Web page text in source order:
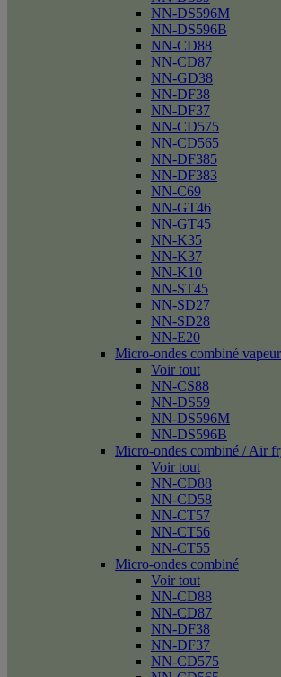
NN-DS596M
NN-DS596B
NN-CD88
NN-CD87
NN-GD38
NN-DF38
NN-DF37
NN-CD575
NN-CD565
NN-DF385
NN-DF383
NN-C69
NN-GT46
NN-GT45
NN-K35
NN-K37
NN-K10
NN-ST45
NN-SD27
NN-SD28
NN-E20
Micro-ondes combiné vapeur
Voir tout
NN-CS88
NN-DS59
NN-DS596M
NN-DS596B
Micro-ondes combiné / Air
Voir tout
NN-CD88
NN-CD58
NN-CT57
NN-CT56
NN-CT55
Micro-ondes combiné
Voir tout
NN-CD88
NN-CD87
NN-DF38
NN-DF37
NN-CD575